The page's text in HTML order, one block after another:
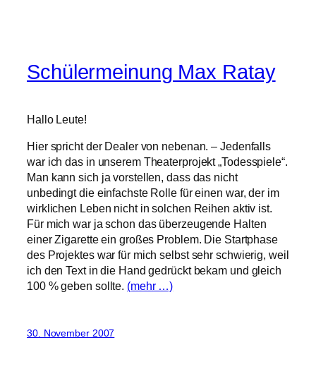
Schülermeinung Max Ratay
Hallo Leute!
Hier spricht der Dealer von nebenan. – Jedenfalls
war ich das in unserem Theaterprojekt „Todesspiele“.
Man kann sich ja vorstellen, dass das nicht
unbedingt die einfachste Rolle für einen war, der im
wirklichen Leben nicht in solchen Reihen aktiv ist.
Für mich war ja schon das überzeugende Halten
einer Zigarette ein großes Problem. Die Startphase
des Projektes war für mich selbst sehr schwierig, weil
ich den Text in die Hand gedrückt bekam und gleich
100 % geben sollte. (mehr …)
30. November 2007